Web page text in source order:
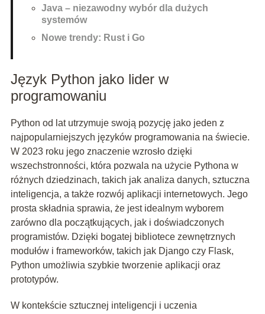
Java – niezawodny wybór dla dużych
systemów
Nowe trendy: Rust i Go
Język Python jako lider w
programowaniu
Python od lat utrzymuje swoją pozycję jako jeden z
najpopularniejszych języków programowania na świecie.
W 2023 roku jego znaczenie wzrosło dzięki
wszechstronności, która pozwala na użycie Pythona w
różnych dziedzinach, takich jak analiza danych, sztuczna
inteligencja, a także rozwój aplikacji internetowych. Jego
prosta składnia sprawia, że jest idealnym wyborem
zarówno dla początkujących, jak i doświadczonych
programistów. Dzięki bogatej bibliotece zewnętrznych
modułów i frameworków, takich jak Django czy Flask,
Python umożliwia szybkie tworzenie aplikacji oraz
prototypów.
W kontekście sztucznej inteligencji i uczenia